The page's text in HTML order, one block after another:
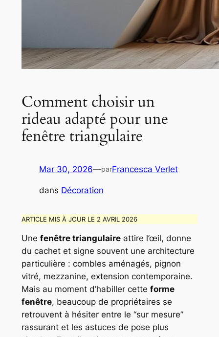
Comment choisir un
rideau adapté pour une
fenêtre triangulaire
Mar 30, 2026—parFrancesca Verlet
dans Décoration
ARTICLE MIS À JOUR LE 2 AVRIL 2026
Une fenêtre triangulaireattire l’œil, donne
du cachet et signe souvent une architecture
particulière : combles aménagés, pignon
vitré, mezzanine, extension contemporaine.
Mais au moment d’habiller cette forme
fenêtre, beaucoup de propriétaires se
retrouvent à hésiter entre le “sur mesure”
rassurant et les astuces de pose plus